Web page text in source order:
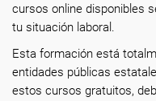
cursos online disponibles
tu situación laboral.
Esta formación está
entidades públicas
estos cursos gratuitos,